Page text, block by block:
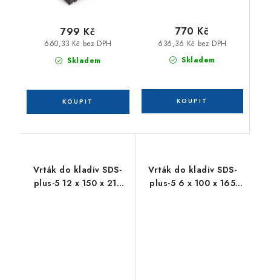
Skladem
660,33 Kč bez DPH
799 Kč
Skladem
636,36 Kč bez DPH
770 Kč
Vrták do kladiv SDS-
plus-5 12 x 150 x 215
Vrták do kladiv SDS-
plus-5 6 x 100 x 165